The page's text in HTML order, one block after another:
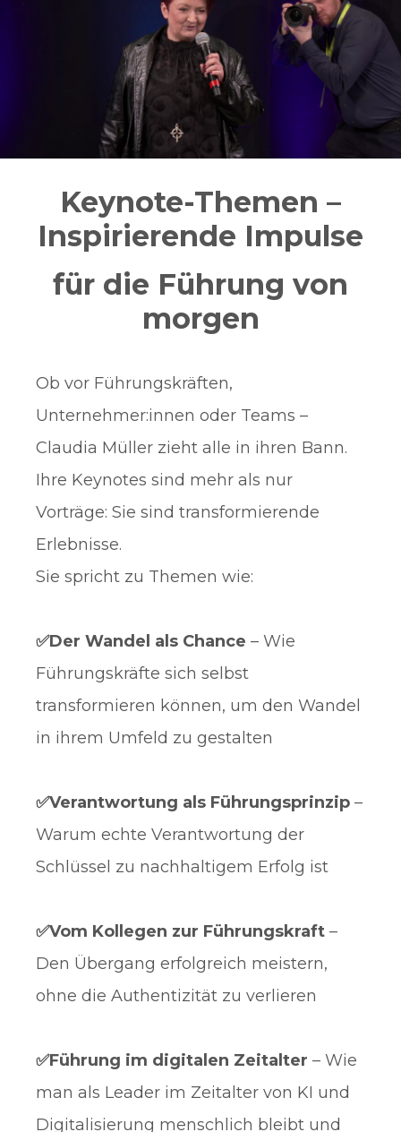
Keynote-Themen –
Inspirierende Impulse
für die Führung von
morgen
Ob vor Führungskräften,
Unternehmer:innen oder Teams –
Claudia Müller zieht alle in ihren Bann.
Ihre Keynotes sind mehr als nur
Vorträge: Sie sind transformierende
Erlebnisse.
Sie spricht zu Themen wie:
✅Der Wandel als Chance – Wie
Führungskräfte sich selbst
transformieren können, um den Wandel
in ihrem Umfeld zu gestalten
✅Verantwortung als Führungsprinzip –
Warum echte Verantwortung der
Schlüssel zu nachhaltigem Erfolg ist
✅Vom Kollegen zur Führungskraft –
Den Übergang erfolgreich meistern,
ohne die Authentizität zu verlieren
✅Führung im digitalen Zeitalter – Wie
man als Leader im Zeitalter von KI und
Digitalisierung menschlich bleibt und